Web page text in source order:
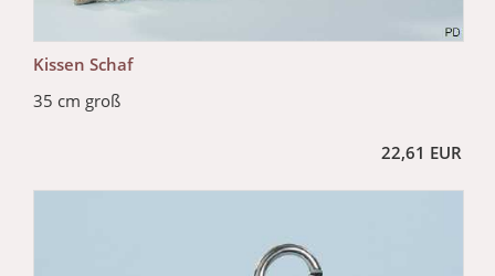
Kissen Schaf
35 cm groß
22,61 EUR